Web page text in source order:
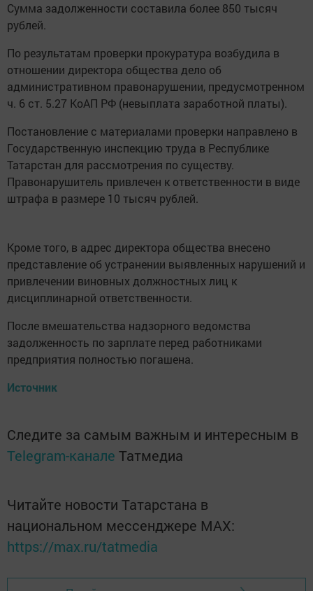
Сумма задолженности составила более 850 тысяч
рублей.
По результатам проверки прокуратура возбудила в
отношении директора общества дело об
административном правонарушении, предусмотренном
ч. 6 ст. 5.27 КоАП РФ (невыплата заработной платы).
Постановление с материалами проверки направлено в
Государственную инспекцию труда в Республике
Татарстан для рассмотрения по существу.
Правонарушитель привлечен к ответственности в виде
штрафа в размере 10 тысяч рублей.
Кроме того, в адрес директора общества внесено
представление об устранении выявленных нарушений и
привлечении виновных должностных лиц к
дисциплинарной ответственности.
После вмешательства надзорного ведомства
задолженность по зарплате перед работниками
предприятия полностью погашена.
Источник
Следите за самым важным и интересным в
Telegram-канале Татмедиа
Читайте новости Татарстана в
национальном мессенджере MАХ:
https://max.ru/tatmedia